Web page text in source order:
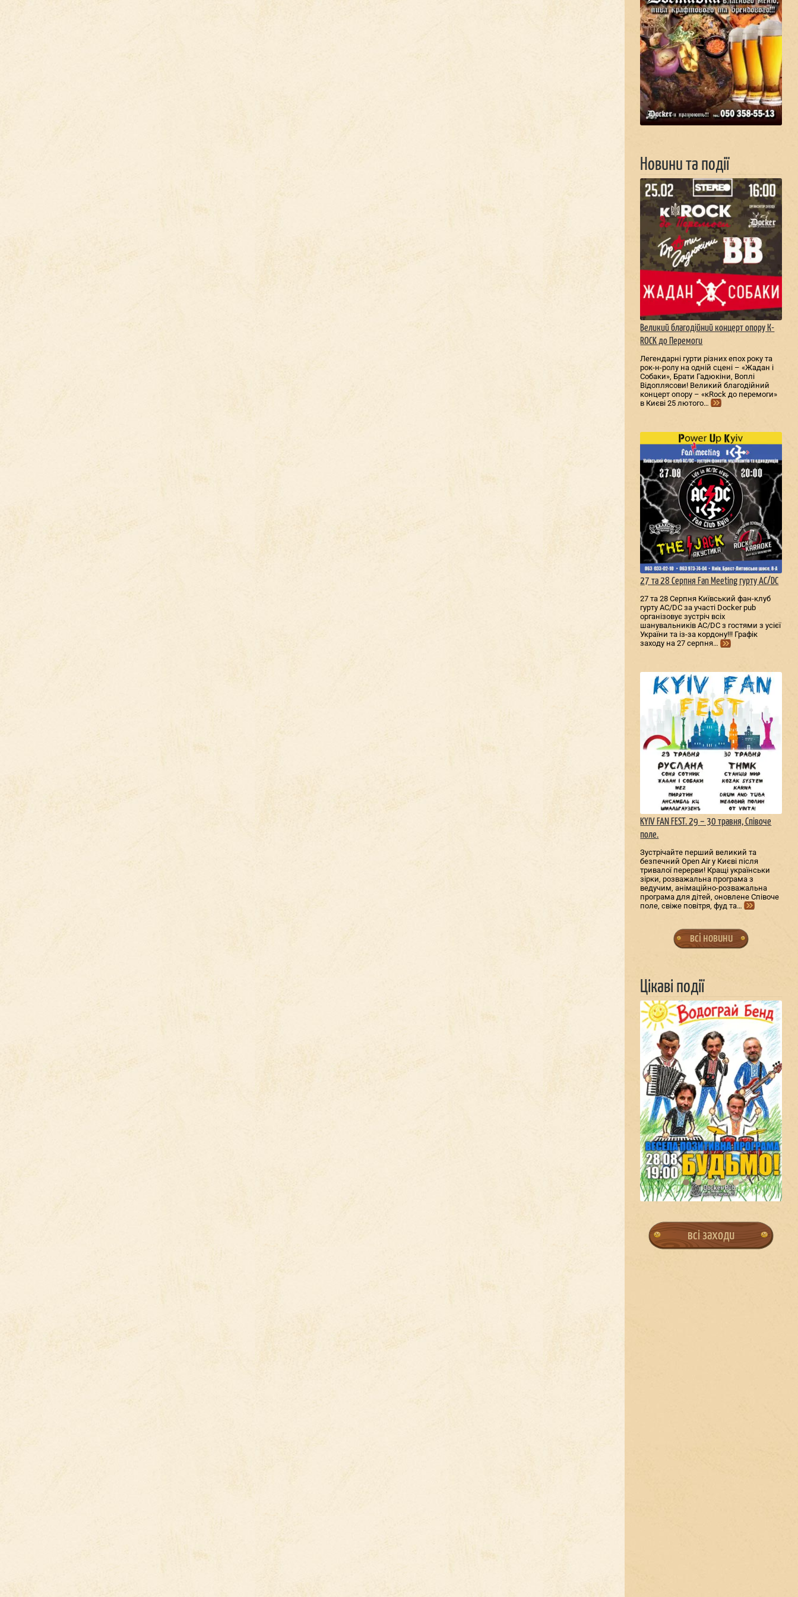
Новини та події
Великий благодійний концерт опору К-
ROCK до Перемоги
Легендарні гурти різних епох року та
рок-н-ролу на одній сцені – «Жадан і
Собаки», Брати Гадюкіни, Воплі
Відоплясови! Великий благодійний
концерт опору – «кRock до перемоги»
в Києві 25 лютого…
27 та 28 Серпня Fan Meeting гурту AC/DС
27 та 28 Серпня Київський фан-клуб
гурту AC/DС за участі Docker pub
організовує зустріч всіх
шанувальників AC/DС з гостями з усієї
України та із-за кордону!!! Графік
заходу на 27 серпня…
KYIV FAN FEST. 29 – 30 травня, Співоче
поле.
Зустрічайте перший великий та
безпечний Open Air у Києві після
тривалої перерви! Кращі українськи
зірки, розважальна програма з
ведучим, анімаційно-розважальна
програма для дітей, оновлене Співоче
поле, свіже повітря, фуд та…
всі новини
Цікаві події
всі заходи